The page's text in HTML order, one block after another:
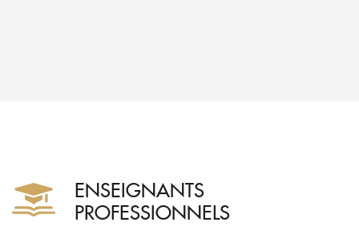
ENSEIGNANTS
PROFESSIONNELS